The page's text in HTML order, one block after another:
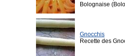
Bolognaise
Gnocchis
Recette des